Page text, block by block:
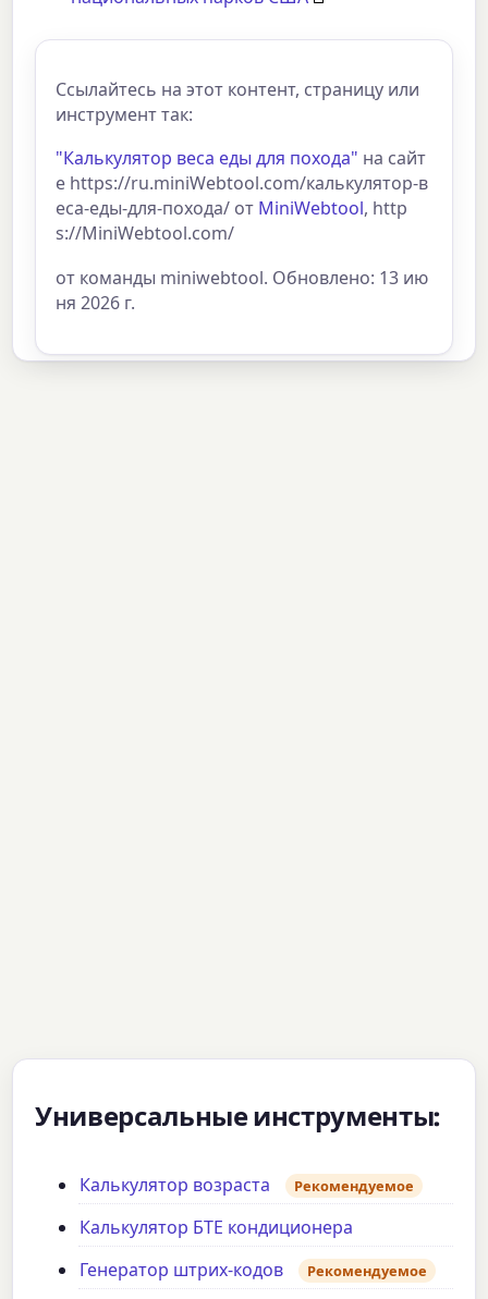
Ссылайтесь на этот контент, страницу или
инструмент так:
"Калькулятор веса еды для похода" на сайт
е https://ru.miniWebtool.com/калькулятор-в
еса-еды-для-похода/ от MiniWebtool, http
s://MiniWebtool.com/
от команды miniwebtool. Обновлено: 13 ию
ня 2026 г.
Универсальные инструменты:
Калькулятор возраста Рекомендуемое
Калькулятор БТЕ кондиционера
Генератор штрих-кодов
Рекомендуемое